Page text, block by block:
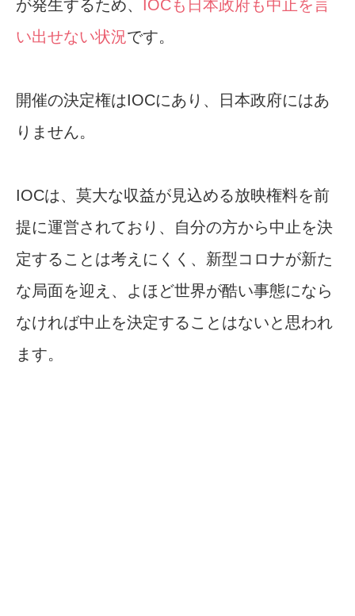
が発生するため、 IOCも日本政府も中止を言
い出せない状況です。
開催の決定権はIOCにあり、日本政府にはあ
りません。
IOCは、莫大な収益が見込める放映権料を前
提に運営されており、自分の方から中止を決
定することは考えにくく、新型コロナが新た
な局面を迎え、よほど世界が酷い事態になら
なければ中止を決定することはないと思われ
ます。